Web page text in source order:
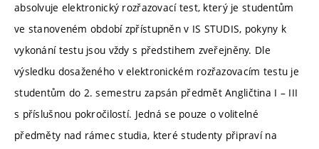
absolvuje elektronický rozřazovací test, který je studentům
ve stanoveném období zpřístupněn v IS STUDIS, pokyny k
vykonání testu jsou vždy s předstihem zveřejněny. Dle
výsledku dosaženého v elektronickém rozřazovacím testu je
studentům do 2. semestru zapsán předmět Angličtina I – III
s příslušnou pokročilostí. Jedná se pouze o volitelné
předměty nad rámec studia, které studenty připraví na